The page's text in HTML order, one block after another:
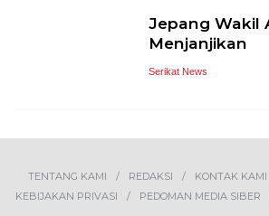
Jepang Wakil
Menjanjikan
Serikat News
TENTANG KAMI REDAKSI KONTAK KAMI
KEBIJAKAN PRIVASI
PEDOMAN MEDIA SIBER